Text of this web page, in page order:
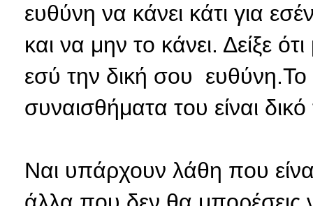
ευθύνη να κάνει κάτι για
και να μην το κάνει. Δείξε
εσύ την δική σου ευθύνη.Το
συναισθήματα του είναι
Ναι υπάρχουν λάθη που